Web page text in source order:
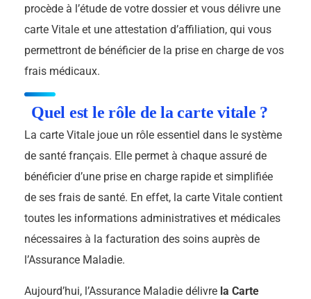
procède à l’étude de votre dossier et vous délivre une
carte Vitale et une attestation d’affiliation, qui vous
permettront de bénéficier de la prise en charge de vos
frais médicaux.
Quel est le rôle de la carte vitale ?
La carte Vitale joue un rôle essentiel dans le système
de santé français. Elle permet à chaque assuré de
bénéficier d’une prise en charge rapide et simplifiée
de ses frais de santé. En effet, la carte Vitale contient
toutes les informations administratives et médicales
nécessaires à la facturation des soins auprès de
l’Assurance Maladie.
Aujourd’hui, l’Assurance Maladie délivre la Carte